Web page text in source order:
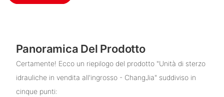
Panoramica Del Prodotto
Certamente! Ecco un riepilogo del prodotto "Unità di sterzo
idrauliche in vendita all'ingrosso - ChangJia" suddiviso in
cinque punti: